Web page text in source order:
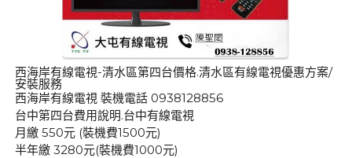
西海岸有線電視-清水區第四台價格.清水區有線電視優惠方案/
安裝服務
西海岸有線電視 裝機電話 0938128856
台中第四台費用說明.台中有線電視
月繳 550元 (裝機費1500元)
半年繳 3280元(裝機費1000元)